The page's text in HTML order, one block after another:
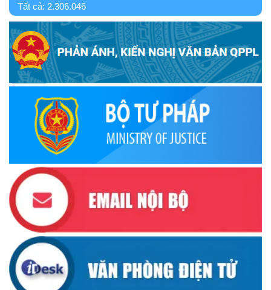
Ủy ban Thường vụ Quốc hội ban hành Nghị quyết mới,
hoàn thiện quy trình bầu cử
(30/10/2025)
Quyết định ban hành danh sách thành viên Hội đồng phối
hợp phổ biến, giáo dục pháp luật tỉnh Đắk Lắk
(22/10/2025)
Đắk Lắk triển khai Cuộc vận động “Toàn dân rèn luyện
thân thể theo gương Bác Hồ vĩ đại” giai đoạn 2026-2030
(13/10/2025)
Ủy ban Mặt trận Tổ quốc Việt Nam tỉnh kêu gọi vận động
ủng hộ đồng bào khắc phục thiệt hại do bão số 10 gây ra
(12/10/2025)
UBND TỈNH ĐẮK LẮK KHUYẾN CÁO NGƯỜI DÂN TĂNG
CƯỜNG PHÒNG, CHỐNG BỆNH TẢ
(09/10/2025)
Tất cả: 2.306.046